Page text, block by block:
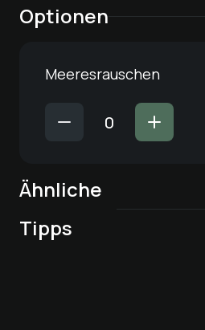
Optionen
Meeresrauschen
Ähnliche
Tipps
Appenzeller-
Kräuter-Bad mit
Meersalz
Body-Detox-
Fussbad